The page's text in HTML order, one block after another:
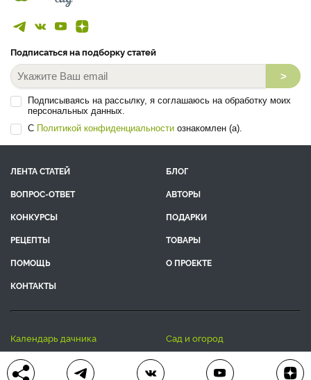
Подписаться на подборку статей
>
Подписываясь на рассылку, я соглашаюсь на обработку моих
персональных данных.
С Политикой конфиденциальности ознакомлен (а).
ЛЕНТА СТАТЕЙ
БЛОГ
ВОПРОС-ОТВЕТ
АВТОРЫ
КОНКУРСЫ
ПОДАРКИ
РЕЦЕПТЫ
ТОВАРЫ
ПОМОЩЬ
О ПРОЕКТЕ
КОНТАКТЫ
календарь дачника
сад и огород
цветы и растения
дачный дизайн